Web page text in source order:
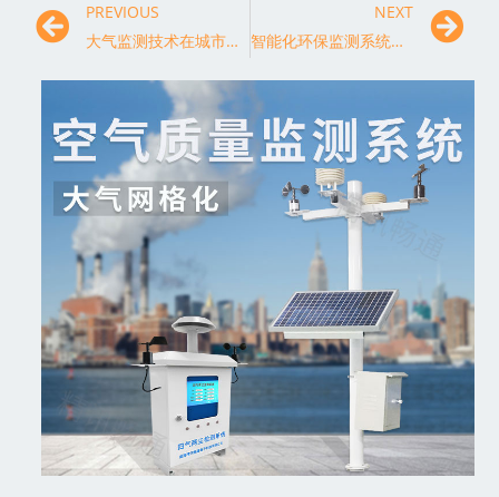
PREVIOUS
大气监测技术在城市规划与建设中的应用研究
NEXT
智能化环保监测系统的创新与应用